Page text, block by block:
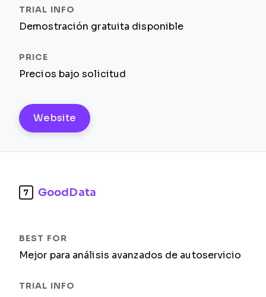
Demostración gratuita disponible
Precios bajo solicitud
Website
7 GoodData
Mejor para análisis avanzados de autoservicio